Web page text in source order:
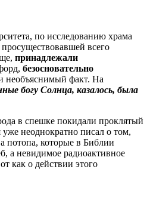
по исследованию храма
всего
принадлежали
безосновательно
необъяснимый факт. На
богу Солнца, казалось, была
в спешке покидали проклятый
неоднократно писал о том,
потопа, которые в Библии
а невидимое радиоактивное
как о действии этого